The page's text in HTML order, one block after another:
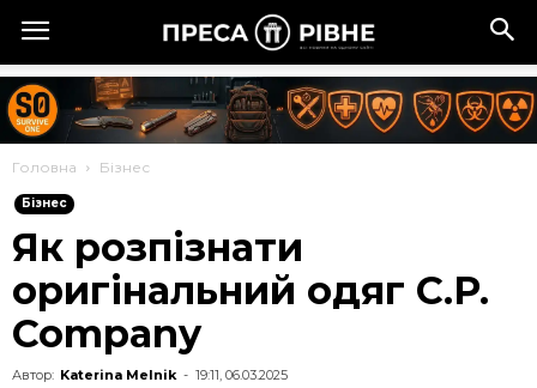
Головна Бізнес
Бізнес
Як розпізнати
оригінальний одяг C.P.
Company
Автор: Katerina Melnik - 19:11, 06.03.2025